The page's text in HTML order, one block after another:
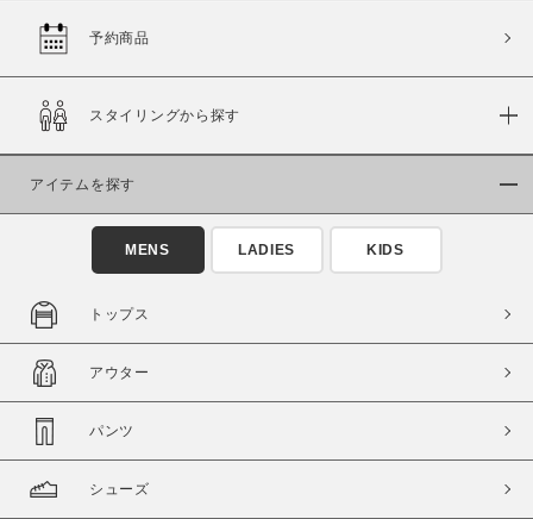
商品タイプ
通常商品
セール価格 WEB限定
在庫
在庫あり
予約商品
スタイリングから探す
アイテムを探す
MENS LADIES KIDS
トップス
アウター
パンツ
シューズ